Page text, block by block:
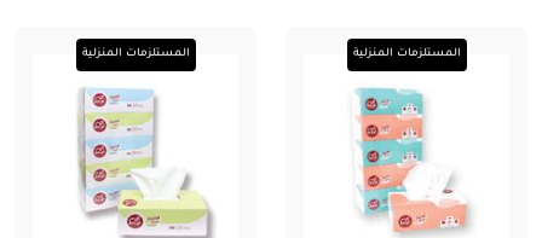
المستلزمات المنزلية المستلزمات المنزلية